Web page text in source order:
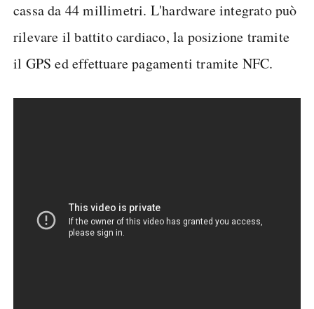
cassa da 44 millimetri. L'hardware integrato può
rilevare il battito cardiaco, la posizione tramite
il GPS ed effettuare pagamenti tramite NFC.